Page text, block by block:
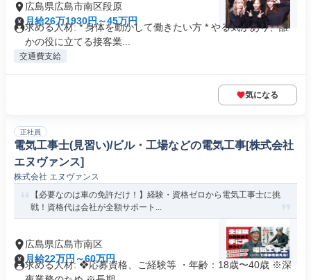
広島県広島市南区段原
月給26万1930円～45万円
求める人材: * 身体を動かして働きたい方 * やる気があり、誰
かの役に立てる接客業...
交通費支給
気になる
正社員
電気工事士(見習い)/ビル・工場などの電気工事[株式会社
エヌヴァンス]
株式会社 エヌヴァンス
【必要なのは車の免許だけ！】経験・資格ゼロから電気工事士に挑
戦！資格代は会社が全額サポート...
広島県広島市南区
月給22万円～60万円
求める人材: ❖応募資格、ご経験等 ・年齢：18歳〜40歳 ※深